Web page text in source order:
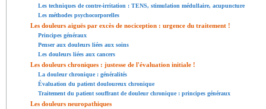
Les techniques de contre-irritation : TENS, stimulation médullaire, acupuncture
Les méthodes psychocorporelles
Les douleurs aiguës par excès de nociception : urgence du traitement !
Principes généraux
Penser aux douleurs liées aux soins
Les douleurs liées aux cancers
Les douleurs chroniques : justesse de l'évaluation initiale !
La douleur chronique : généralités
Évaluation du patient douloureux chronique
Traitement du patient souffrant de douleur chronique : principes généraux
Les douleurs neuropathiques